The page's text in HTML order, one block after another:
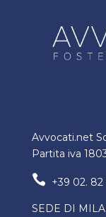
Avvocati.net
Partita iva
 +39 02. 82
SEDE DI